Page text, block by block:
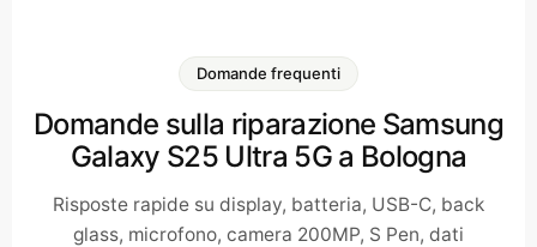
Domande frequenti
Domande sulla riparazione Samsung
Galaxy S25 Ultra 5G a Bologna
Risposte rapide su display, batteria, USB-C, back
glass, microfono, camera 200MP, S Pen, dati